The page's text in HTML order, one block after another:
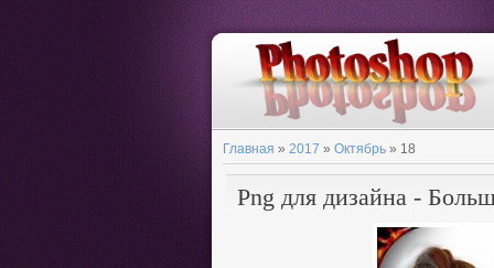
Главная » 2017 » Октябрь » 18
Png для дизайна -